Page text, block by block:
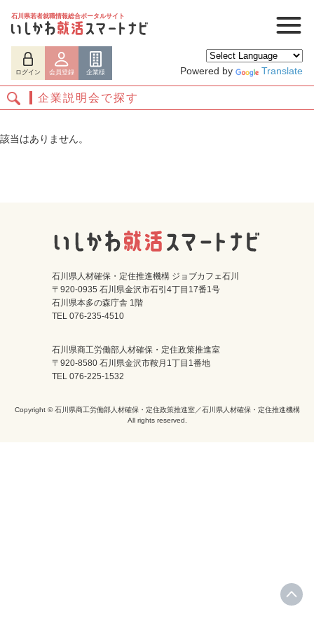
石川県若者就職情報総合ポータルサイト
ログイン 会員登録 企業様 Powered by Translate
ログイン 会員登録
企業説明会で探す
該当はありません。
石川県人材確保・定住推進機構 ジョブカフェ石川
〒920-0935 石川県金沢市石引4丁目17番1号
石川県本多の森庁舎 1階
TEL 076-235-4510
石川県商工労働部人材確保・定住政策推進室
〒920-8580 石川県金沢市鞍月1丁目1番地
TEL 076-225-1532
Copyright © 石川県商工労働部人材確保・定住政策推進室／石川県人材確保・定住推進機構
All rights reserved.